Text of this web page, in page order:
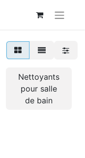
Nettoyants
pour salle
de bain